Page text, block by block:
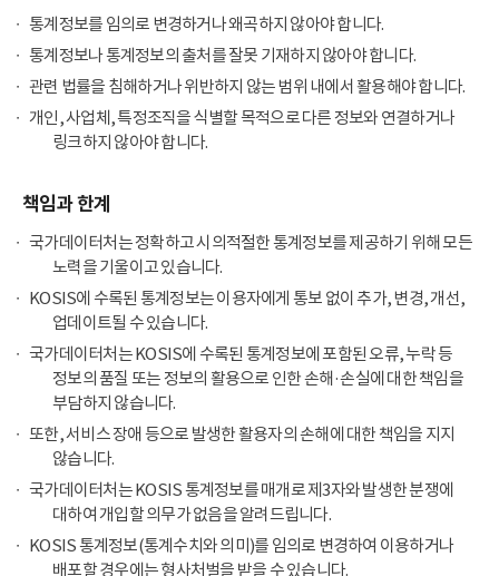
통계정보를 임의로 변경하거나 왜곡하지 않아야 합니다.
통계정보나 통계정보의 출처를 잘못 기재하지 않아야 합니다.
관련 법률을 침해하거나 위반하지 않는 범위 내에서 활용해야 합니다.
개인, 사업체, 특정조직을 식별할 목적으로 다른 정보와 연결하거나
링크하지 않아야 합니다.
책임과 한계
국가데이터처는 정확하고 시의적절한 통계정보를 제공하기 위해 모든
노력을 기울이고 있습니다.
KOSIS에 수록된 통계정보는 이용자에게 통보 없이 추가, 변경, 개선,
업데이트될 수 있습니다.
국가데이터처는 KOSIS에 수록된 통계정보에 포함된 오류, 누락 등
정보의 품질 또는 정보의 활용으로 인한 손해·손실에 대한 책임을
부담하지 않습니다.
또한, 서비스 장애 등으로 발생한 활용자의 손해에 대한 책임을 지지
않습니다.
국가데이터처는 KOSIS 통계정보를 매개로 제3자와 발생한 분쟁에
대하여 개입할 의무가 없음을 알려드립니다.
KOSIS 통계정보(통계수치와 의미)를 임의로 변경하여 이용하거나
배포할 경우에는 형사처벌을 받을 수 있습니다.